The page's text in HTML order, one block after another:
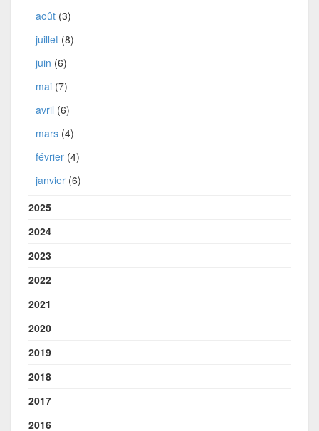
août (3)
juillet (8)
juin (6)
mai (7)
avril (6)
mars (4)
février (4)
janvier (6)
2025
2024
2023
2022
2021
2020
2019
2018
2017
2016